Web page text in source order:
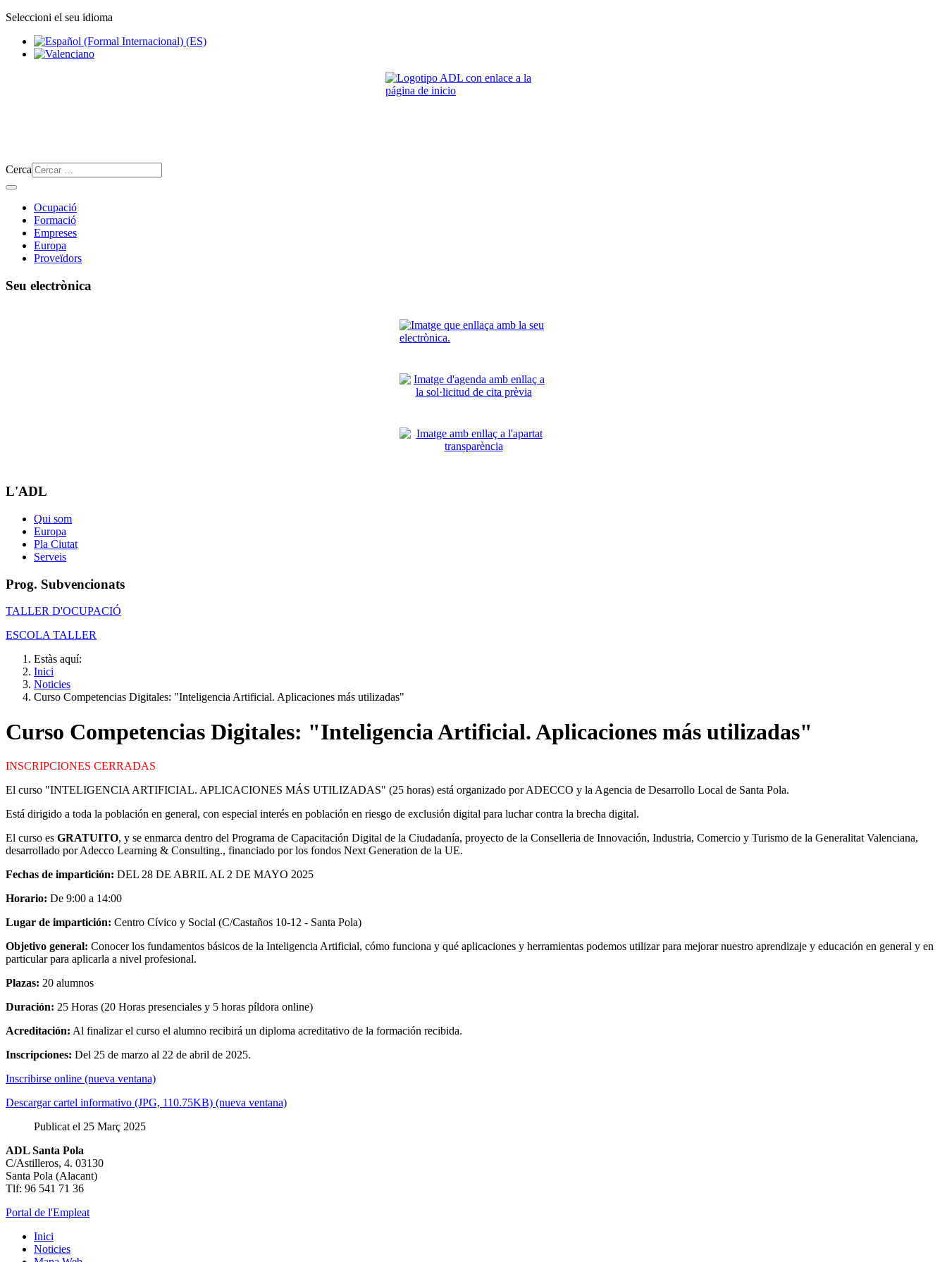
Seleccioni el seu idioma
Cerca
Ocupació
Formació
Empreses
Europa
Proveïdors
Seu electrònica
L'ADL
Qui som
Europa
Pla Ciutat
Serveis
Prog. Subvencionats
TALLER D'OCUPACIÓ
ESCOLA TALLER
Estàs aquí:
Inici
Noticies
Curso Competencias Digitales: "Inteligencia Artificial. Aplicaciones más utilizadas"
Curso Competencias Digitales: "Inteligencia Artificial. Aplicaciones más utilizadas"
INSCRIPCIONES CERRADAS
El curso "INTELIGENCIA ARTIFICIAL. APLICACIONES MÁS UTILIZADAS" (25 horas) está organizado por ADECCO y la Agencia de Desarrollo Local de Santa Pola.
Está dirigido a toda la población en general, con especial interés en población en riesgo de exclusión digital para luchar contra la brecha digital.
El curso es GRATUITO, y se enmarca dentro del Programa de Capacitación Digital de la Ciudadanía, proyecto de la Conselleria de Innovación, Industria, Comercio y Turismo de la Generalitat Valenciana,
desarrollado por Adecco Learning & Consulting., financiado por los fondos Next Generation de la UE.
Fechas de impartición: DEL 28 DE ABRIL AL 2 DE MAYO 2025
Horario: De 9:00 a 14:00
Lugar de impartición: Centro Cívico y Social (C/Castaños 10-12 - Santa Pola)
Objetivo general: Conocer los fundamentos básicos de la Inteligencia Artificial, cómo funciona y qué aplicaciones y herramientas podemos utilizar para mejorar nuestro aprendizaje y educación en general y en
particular para aplicarla a nivel profesional.
Plazas: 20 alumnos
Duración: 25 Horas (20 Horas presenciales y 5 horas píldora online)
Acreditación: Al finalizar el curso el alumno recibirá un diploma acreditativo de la formación recibida.
Inscripciones: Del 25 de marzo al 22 de abril de 2025.
Inscribirse online (nueva ventana)
Descargar cartel informativo (JPG, 110.75KB) (nueva ventana)
Publicat el 25 Març 2025
ADL Santa Pola
C/Astilleros, 4. 03130
Santa Pola (Alacant)
Tlf: 96 541 71 36
Portal de l'Empleat
Inici
Noticies